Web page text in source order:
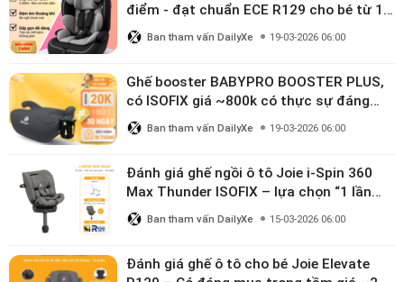
điểm - đạt chuẩn ECE R129 cho bé từ 1–
10 tuổi
Ban tham vấn DailyXe 19-03-2026 06:00
Ghế booster BABYPRO BOOSTER PLUS,
có ISOFIX giá ~800k có thực sự đáng
mua?
Ban tham vấn DailyXe 19-03-2026 06:00
Đánh giá ghế ngồi ô tô Joie i-Spin 360
Max Thunder ISOFIX – lựa chọn “1 lần
dùng đến 12 năm” có đáng giá gần 9
triệu?
Ban tham vấn DailyXe 15-03-2026 06:00
Đánh giá ghế ô tô cho bé Joie Elevate